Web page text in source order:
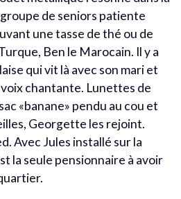
de seniors patiente
une tasse de thé ou de
Ben le Marocain. Il y a
qui vit là avec son mari et
voix chantante. Lunettes de
«banane» pendu au cou et
Georgette les rejoint.
Avec Jules installé sur la
la seule pensionnaire à avoir